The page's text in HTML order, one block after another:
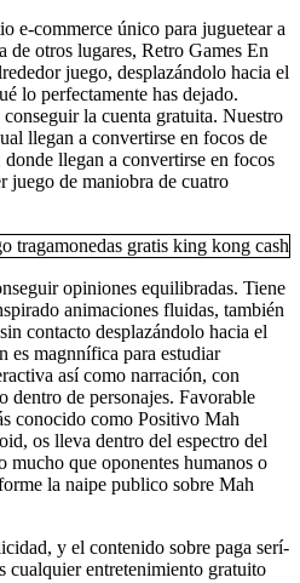
e-commerce único para juguetear a
de otros lugares, Retro Games En
juego, desplazándolo hacia el
lo perfectamente has dejado.
la cuenta gratuita. Nuestro
llegan a convertirse en focos de
llegan a convertirse en focos
juego de maniobra de cuatro
opiniones equilibradas. Tiene
animaciones fluidas, también
contacto desplazándolo hacia el
es magnnífica para estudiar
así­ como narración, con
dentro de personajes. Favorable
conocido como Positivo Mah
os lleva dentro del espectro del
mucho que oponentes humanos o
la naipe publico sobre Mah
y el contenido sobre paga serí­
cualquier entretenimiento gratuito